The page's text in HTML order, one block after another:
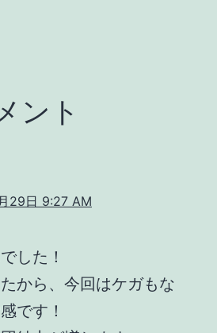
ント
29日 9:27 AM
した！
から、今回はケガもな
です！